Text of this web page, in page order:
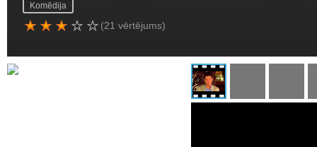
Komēdija
(21 vērtējums)